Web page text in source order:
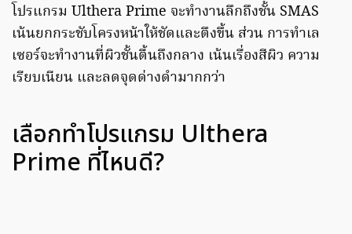
โปรแกรม Ulthera Prime จะทำงานลึกถึงชั้น SMAS
เน้นยกกระชับโครงหน้าให้ชัดและตึงขึ้น ส่วน การทำเล
เซอร์จะทำงานที่ผิวชั้นตื้นถึงกลาง เน้นเรื่องสีผิว ความ
เรียบเนียน และลดจุดด่างดำมากกว่า
เลือกทำโปรแกรม Ulthera
Prime ที่ไหนดี?